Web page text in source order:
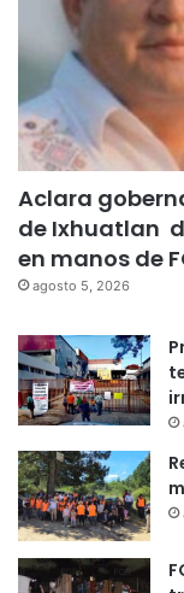
Aclara
de Ixhuatlan
en manos de
agosto 5, 2026